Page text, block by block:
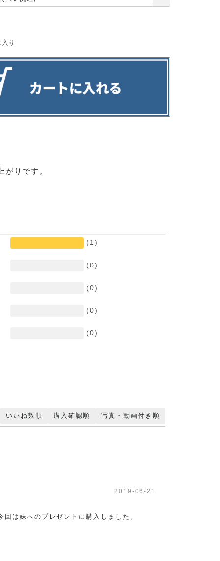
り
りです。
(1)
(0)
(0)
(0)
(0)
いいね数順 購入確認順 写真・動画付き順
2019-06-21
は妹へのプレゼントに購入しました。